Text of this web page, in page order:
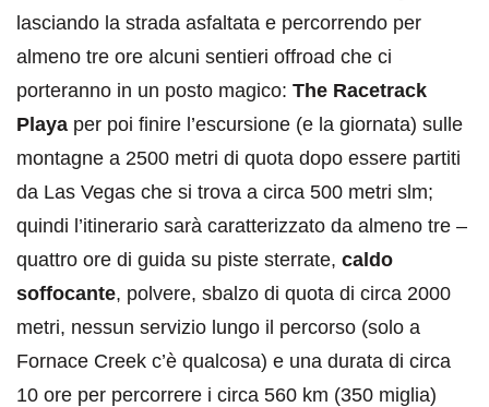
lasciando la strada asfaltata e percorrendo per
almeno tre ore alcuni sentieri offroad che ci
porteranno in un posto magico: The Racetrack
Playa per poi finire l’escursione (e la giornata) sulle
montagne a 2500 metri di quota dopo essere partiti
da Las Vegas che si trova a circa 500 metri slm;
quindi l’itinerario sarà caratterizzato da almeno tre –
quattro ore di guida su piste sterrate, caldo
soffocante, polvere, sbalzo di quota di circa 2000
metri, nessun servizio lungo il percorso (solo a
Fornace Creek c’è qualcosa) e una durata di circa
10 ore per percorrere i circa 560 km (350 miglia)